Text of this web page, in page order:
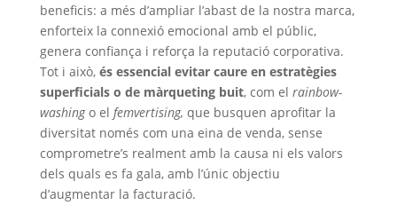
beneficis: a més d’ampliar l’abast de la nostra marca,
enforteix la connexió emocional amb el públic,
genera confiança i reforça la reputació corporativa.
Tot i això, és essencial evitar caure en estratègies
superficials o de màrqueting buit, com el rainbow-
washingo el femvertising, que busquen aprofitar la
diversitat només com una eina de venda, sense
comprometre’s realment amb la causa ni els valors
dels quals es fa gala, amb l’únic objectiu
d’augmentar la facturació.